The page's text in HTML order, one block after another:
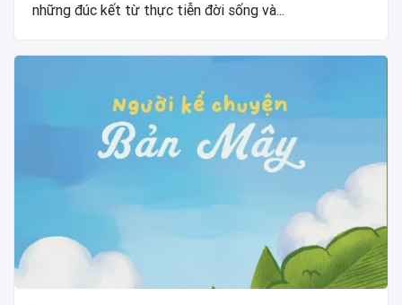
những đúc kết từ thực tiễn đời sống và...